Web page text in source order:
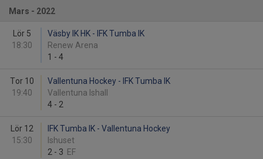
Mars - 2022
Lör 5
18:30
Väsby IK HK - IFK Tumba IK
Renew Arena
1 - 4
Tor 10
19:40
Vallentuna Hockey - IFK Tumba IK
Vallentuna Ishall
4 - 2
Lör 12
15:30
IFK Tumba IK - Vallentuna Hockey
Ishuset
2 - 3 EF